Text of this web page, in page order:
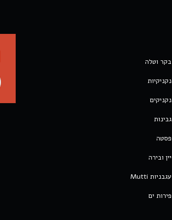
בקר וטלה
נקניקיות
נקניקים
גבינות
פסטה
יין ובירה
עגבניות Mutti
פירות ים